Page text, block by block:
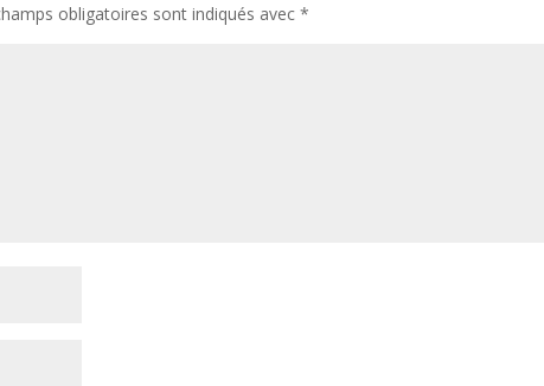
obligatoires sont indiqués avec*